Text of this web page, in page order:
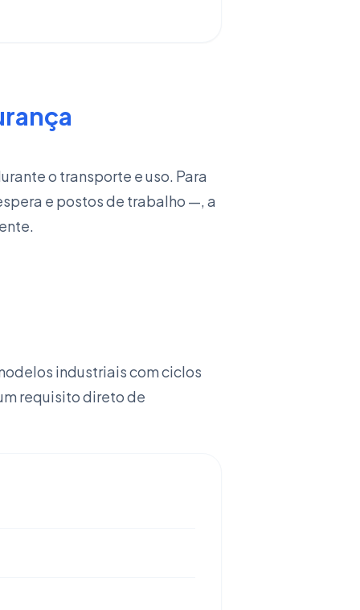
o transporte e uso. Para
e postos de trabalho —, a
industriais com ciclos
requisito direto de